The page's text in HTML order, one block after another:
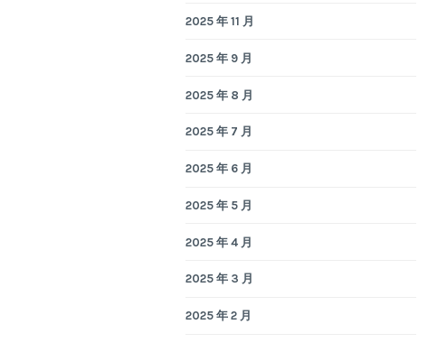
2025 年 11 月
2025 年 9 月
2025 年 8 月
2025 年 7 月
2025 年 6 月
2025 年 5 月
2025 年 4 月
2025 年 3 月
2025 年 2 月